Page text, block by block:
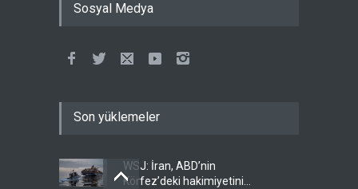
Sosyal Medya
Son yüklemeler
WSJ: İran, ABD’nin
Körfez’deki hakimiyetini